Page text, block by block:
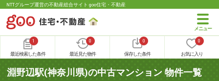
NTTグループ運営の不動産総合サイト goo住宅・不動産
1
最近検索した条件
0
最近見た物件
0
保存した条件
0
お気に入り
淵野辺駅(神奈川県)の中古マンション 物件一覧